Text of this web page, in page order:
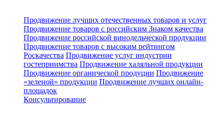
Продвижение лучших отечественных товаров и услуг
Продвижение товаров с российским Знаком качества
Продвижение российской винодельческой продукции
Продвижение товаров с высоким рейтингом
Роскачества Продвижение услуг индустрии
гостеприимства Продвижение халяльной продукции
Продвижение органической продуции Продвижение
«зеленой» продукции Продвижение лучших онлайн-
площадок
Консультирование